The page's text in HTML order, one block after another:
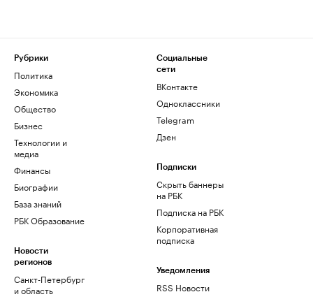
Рубрики
Политика
Экономика
Общество
Бизнес
Технологии и
медиа
Финансы
Биографии
База знаний
РБК Образование
Новости
регионов
Санкт-Петербург
и область
Социальные
сети
ВКонтакте
Одноклассники
Telegram
Дзен
Подписки
Скрыть баннеры
на РБК
Подписка на РБК
Корпоративная
подписка
Уведомления
RSS Новости